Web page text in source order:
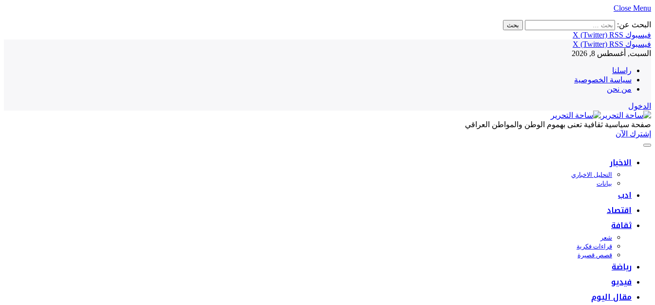
Close Menu
البحث عن:
فيسبوك
X (Twitter) RSS
فيسبوك
X (Twitter) RSS
السبت, أغسطس 8, 2026
راسلنا
سياسة الخصوصية
من نحن
الدخول
صفحة سياسية ثقافية تعنى بهموم الوطن والمواطن العراقي
إشترك الآن
الاخبار
التحليل الاخباري
بيانات
ادب
اقتصاد
ثقافة
شعر
قراءات فكرية
قصص قصيرة
رياضة
فيديو
مقال اليوم